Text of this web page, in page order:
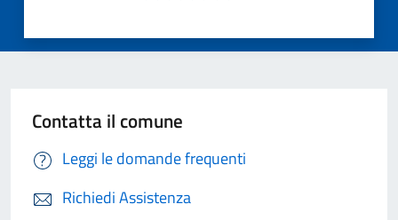
Contatta il comune
Leggi le domande frequenti
Richiedi Assistenza